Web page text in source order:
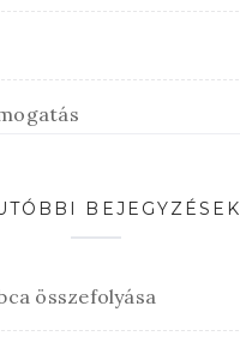
BEJEGYZÉSEK
összefolyása